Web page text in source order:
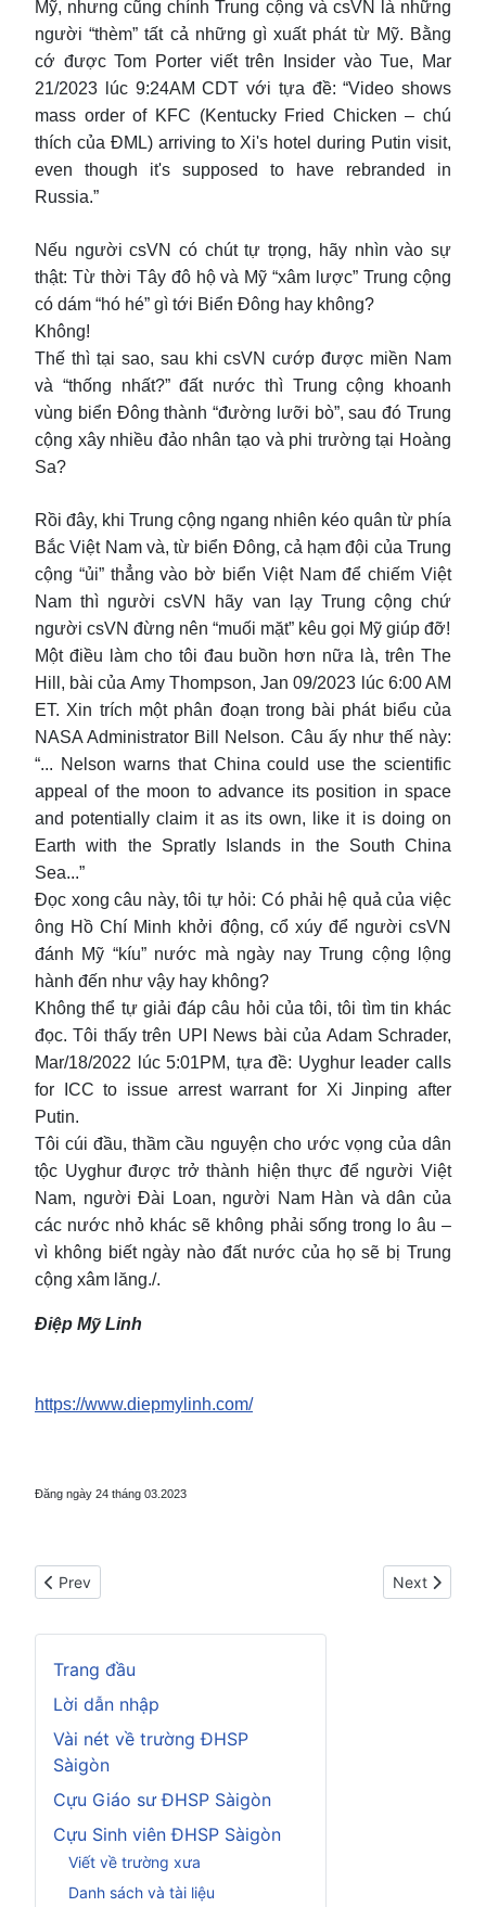
Trang đầu
Lời dẫn nhập
Vài nét về trường ĐHSP
Sàigòn
Cựu Giáo sư ĐHSP Sàigòn
Cựu Sinh viên ĐHSP Sàigòn
Viết về trường xưa
Danh sách và tài liệu
Mỹ, nhưng cũng chính Trung cộng và csVN là những
người “thèm” tất cả những gì xuất phát từ Mỹ. Bằng
cớ được Tom Porter viết trên Insider vào Tue, Mar
21/2023 lúc 9:24AM CDT với tựa đề: “Video shows
mass order of KFC (Kentucky Fried Chicken – chú
thích của ĐML) arriving to Xi's hotel during Putin visit,
even though it's supposed to have rebranded in
Russia.”
Nếu người csVN có chút tự trọng, hãy nhìn vào sự
thật: Từ thời Tây đô hộ và Mỹ “xâm lược” Trung cộng
có dám “hó hé” gì tới Biển Đông hay không?
Không!
Thế thì tại sao, sau khi csVN cướp được miền Nam
và “thống nhất?” đất nước thì Trung cộng khoanh
vùng biển Đông thành “đường lưỡi bò”, sau đó Trung
cộng xây nhiều đảo nhân tạo và phi trường tại Hoàng
Sa?
Rồi đây, khi Trung cộng ngang nhiên kéo quân từ phía
Bắc Việt Nam và, từ biển Đông, cả hạm đội của Trung
cộng “ủi” thẳng vào bờ biển Việt Nam để chiếm Việt
Nam thì người csVN hãy van lạy Trung cộng chứ
người csVN đừng nên “muối mặt” kêu gọi Mỹ giúp đỡ!
Một điều làm cho tôi đau buồn hơn nữa là, trên The
Hill, bài của Amy Thompson, Jan 09/2023 lúc 6:00 AM
ET. Xin trích một phân đoạn trong bài phát biểu của
NASA Administrator Bill Nelson. Câu ấy như thế này:
“... Nelson warns that China could use the scientific
appeal of the moon to advance its position in space
and potentially claim it as its own, like it is doing on
Earth with the Spratly Islands in the South China
Sea...”
Đọc xong câu này, tôi tự hỏi: Có phải hệ quả của việc
ông Hồ Chí Minh khởi động, cổ xúy để người csVN
đánh Mỹ “kíu” nước mà ngày nay Trung cộng lộng
hành đến như vậy hay không?
Không thể tự giải đáp câu hỏi của tôi, tôi tìm tin khác
đọc. Tôi thấy trên UPI News bài của Adam Schrader,
Mar/18/2022 lúc 5:01PM, tựa đề: Uyghur leader calls
for ICC to issue arrest warrant for Xi Jinping after
Putin.
Tôi cúi đầu, thầm cầu nguyện cho ước vọng của dân
tộc Uyghur được trở thành hiện thực để người Việt
Nam, người Đài Loan, người Nam Hàn và dân của
các nước nhỏ khác sẽ không phải sống trong lo âu –
vì không biết ngày nào đất nước của họ sẽ bị Trung
cộng xâm lăng./.
Điệp Mỹ Linh
https://www.diepmylinh.com/
Đăng ngày 24 tháng 03.2023
Previous article: Thủ đoạn của Trung cộng
Prev Next article:
Next